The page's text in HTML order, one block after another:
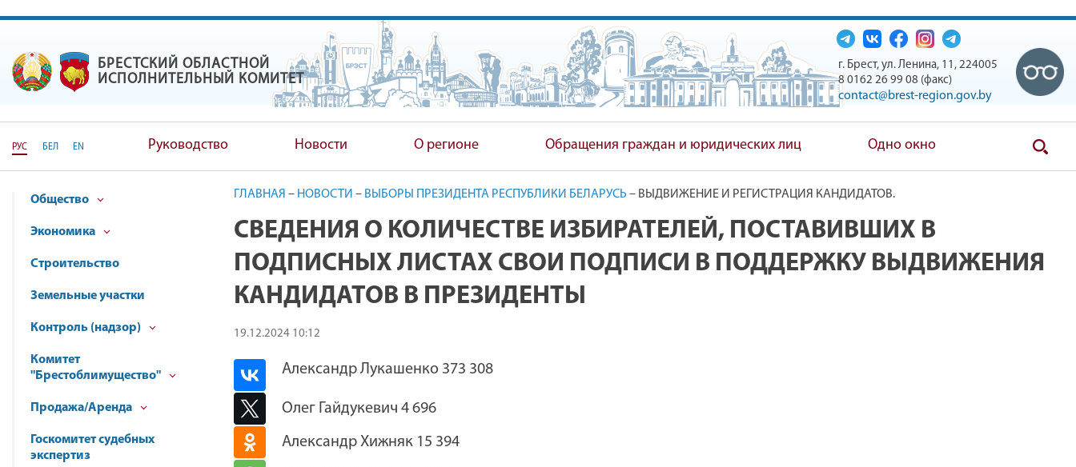
БРЕСТСКИЙ ОБЛАСТНОЙ ИСПОЛНИТЕЛЬНЫЙ КОМИТЕТ
БРЕСТСКИЙ ОБЛАСТНОЙ
ИСПОЛНИТЕЛЬНЫЙ КОМИТЕТ
г. Брест, ул. Ленина, 11, 224005
8 0162 26 99 08 (факс)
contact@brest-region.gov.by
РУС БЕЛ EN Руководство Новости О регионе Обращения граждан и юридических лиц Одно окно
Общество
Экономика
Строительство
Земельные участки
Контроль (надзор)
Комитет
"Брестоблимущество"
Продажа/Аренда
Госкомитет судебных
экспертиз
ГЛАВНАЯ – НОВОСТИ – ВЫБОРЫ ПРЕЗИДЕНТА РЕСПУБЛИКИ БЕЛАРУСЬ – ВЫДВИЖЕНИЕ И РЕГИСТРАЦИЯ КАНДИДАТОВ.
СВЕДЕНИЯ О КОЛИЧЕСТВЕ ИЗБИРАТЕЛЕЙ, ПОСТАВИВШИХ В
ПОДПИСНЫХ ЛИСТАХ СВОИ ПОДПИСИ В ПОДДЕРЖКУ ВЫДВИЖЕНИЯ
КАНДИДАТОВ В ПРЕЗИДЕНТЫ
19.12.2024 10:12
Александр Лукашенко 373 308
Олег Гайдукевич 4 696
Александр Хижняк 15 394